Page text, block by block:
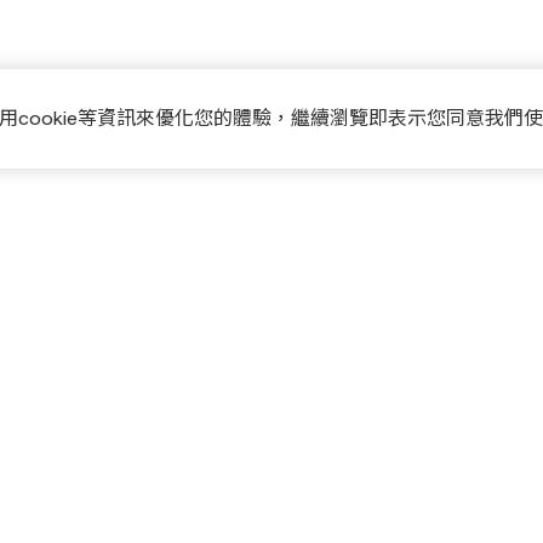
cookie等資訊來優化您的體驗，繼續瀏覽即表示您同意我們